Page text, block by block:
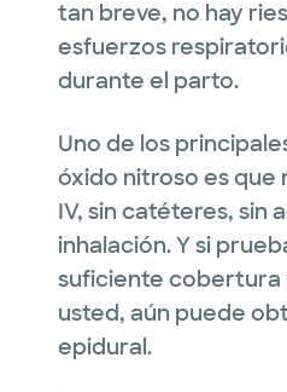
tan breve, no hay
esfuerzos
durante el parto.
Uno de los
óxido nitroso es que
IV, sin catéteres, sin
inhalación. Y si
suficiente cobertura
usted, aún puede
epidural.